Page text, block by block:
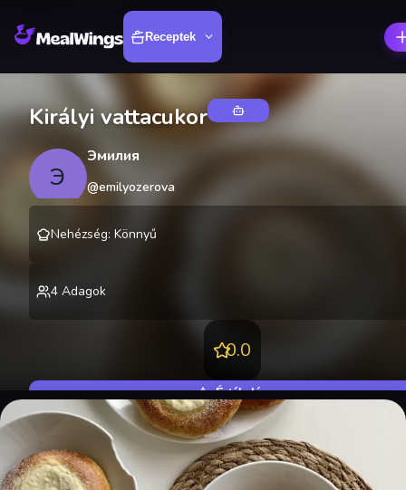
Receptek
Királyi vattacukor
Э
Эмилия
@emilyozerova
Nehézség: Könnyű
4 Adagok
0.0
Értékelés